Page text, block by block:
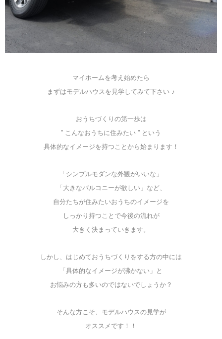
マイホームを考え始めたら
まずはモデルハウスを見学してみて下さい ♪
おうちづくりの第一歩は
” こんなおうちに住みたい ” という
具体的なイメージを持つことから始まります！
「シンプルモダンな外観がいいな」
「大きなバルコニーが欲しい」など、
自分たちが住みたいおうちのイメージを
しっかり持つことで今後の流れが
大きく決まっていきます。
しかし、はじめておうちづくりをする方の中には
「具体的なイメージが沸かない」と
お悩みの方も多いのではないでしょうか？
そんな方こそ、モデルハウスの見学が
オススメです！！